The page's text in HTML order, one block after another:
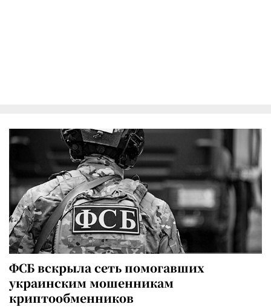
ФСБ вскрыла сеть помогавших
украинским мошенникам
криптообменников